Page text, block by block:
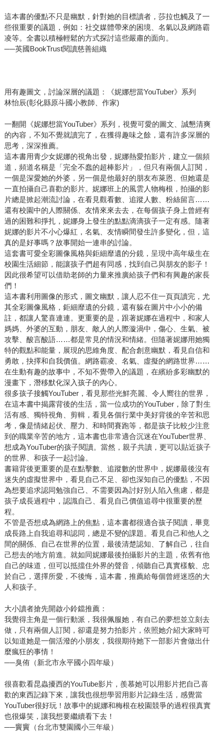
這本書的優點不只是幽默，針對她的目標讀者，莎拉也觸及了一
些很重要的議題，例如：社交媒體帶來的困境、名氣以及網路霸
凌等。全書以積極輕鬆的方式探討這些嚴肅的面向。
──英國BookTrust閱讀慈善組織
用有趣圖文，討論深層的議題：《妮娜想當YouTuber》系列
林怡辰(彰化縣原斗國小教師、作家)
一翻開《妮娜想當YouTuber》系列，視覺可愛的圖文、誠懇清爽
的內容，不知不覺就讀完了，在獲得趣味之餘，還有許多深層的
思考，深深推薦。
這本書用青少女妮娜的視角出發，妮娜熱愛拍影片，建立一個頻
道，頻道名稱是「完全不蠢的超棒影片」，但只有兩個人訂閱，
一個是深愛她的外婆，另一個是他最好的朋友布萊恩、但她還是
一直拍攝自己喜歡的影片。妮娜班上的風雲人物梅根，拍攝的影
片總是掀起潮流討論，在看見觀看數、追蹤人數、粉絲留言……
還有校園中的人際關係、友情來來去去，在每個孩子身上曾經有
過的困難和掙扎，妮娜身上發生的點點滴滴孩子一定有感。隨著
妮娜的影片不小心爆紅，名氣、友情瞬間發生許多變化，但，這
真的是好事嗎？故事開始一連串的討論。
這套書可愛全彩圖像風格與鉅細靡遺的分鏡，呈現中高年級生在
校園生活細節，能讓孩子們超有同感，找到自己與朋友的影子！
因此很希望可以借助老師的力量來推廣給孩子們和有興趣的家長
們！
這本書利用圖像的形式，圖文幽默，讓人忍不住一頁頁讀完，尤
其全彩圖像風格，鉅細靡遺的分鏡，還有躲在圖片中小小的備
註，都讓人驚喜連連。更重要的是，跟著妮娜在過程中，和家人
媽媽、外婆的互動，朋友、敵人的人際漩渦中，傷心、生氣、被
攻擊、酸言酸語……都是常見的情況和情緒。但隨著妮娜用她獨
特的觀點和能量，展現的思維角度、配合創意幽默，看見自信和
勇敢，抉擇和自我價值。網路霸凌、名氣、虛擬的網路世界……
在生動有趣的故事中，不知不覺帶入的議題，在繽紛多彩幽默的
漫畫下，潛移默化深入孩子的內心。
很多孩子接觸YouTuber，看見那些光鮮亮麗、令人嚮往的世界，
在這本書中揭露背後的生活，當一位成功的YouTuber，除了對生
活有感、獨特視角、剪輯，看見各個行業中美好背後的辛苦和思
考，像是情緒起伏、壓力、和時間賽跑等，都是孩子比較少注意
到的職業辛苦的地方，這本書也非常適合沉迷在YouTuber世界、
想成為YouTuber的孩子閱讀。當然，親子共讀，更可以貼近孩子
的世界、和孩子一起討論。
書籍背後更重要的是在點擊數、追蹤數的世界中，妮娜最後沒有
迷失的虛擬世界中，看見自己不足、卻也深知自己的優點，不因
為想要追求認同勉強自己、不需要因為討好別人陷入焦慮，都是
孩子成長過程中，認識自己、看見自己價值追尋中很重要的歷
程。
不管是否想成為網路上的焦點，這本書都很適合孩子閱讀，畢竟
成長路上自我追尋和認同，總是不變的課題。看見自己和他人之
間的關係、自己在世界的位置，最後清楚認知、了解自己，往自
己想去的地方前進。就如同妮娜最後拍攝影片的主題，依舊有他
自己的味道，但可以抵擋住外界的聲音，傾聽自己真實樣貌、忠
於自己，選擇所愛，不後悔，這本書，推薦給每個曾經迷惑的大
人和孩子。
大小讀者搶先開啟小鈴鐺推薦：
我覺得主角是一個行動派，我很佩服她，有自己的夢想並立刻去
做，只有兩個人訂閱，卻還是努力拍影片，依照她介紹大家時可
以知道她是一個活潑的小朋友，我很期待她下一部影片會做出什
麼瘋狂的事情！
──臭侑（新北市永平國小四年級）
很喜歡看昆蟲擾西的YouTube影片，羨慕她可以用影片把自己喜
歡的東西記錄下來，讓我也很想學習用影片記錄生活，感覺當
YouTuber很好玩！故事中的妮娜和梅根在校園競爭的過程很真實
也很爆笑，讓我想要繼續看下去！
──竇竇（台北市雙園國小三年級）